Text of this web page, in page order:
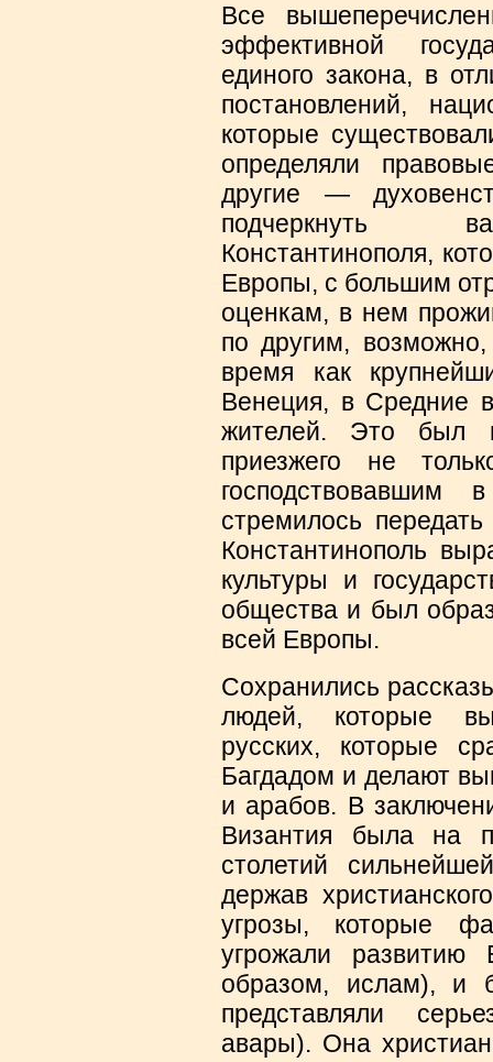
Все
эффективной
единого закона, в
постановлений,
которые
определяли
другие —
подчеркнуть
Константинополя,
Европы, с большим
оценкам, в нем
по другим,
время как
Венеция, в Средние
жителей. Это был
приезжего не
стремилось
Константинополь
культуры и
общества и был
всей Европы.
Сохранились
людей, которые
русских, которые
Багдадом и делают
и арабов. В
Византия была на
столетий
держав
угрозы, которые
угрожали
образом, ислам), и
представляли
авары). Она